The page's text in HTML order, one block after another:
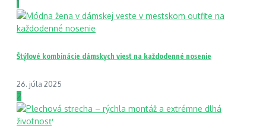
1
Štýlové kombinácie dámskych viest na každodenné nosenie
26. júla 2025
2